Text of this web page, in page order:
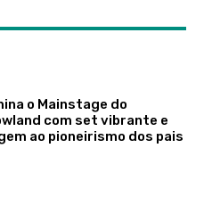
o Mainstage do
com set vibrante e
ao pioneirismo dos pais